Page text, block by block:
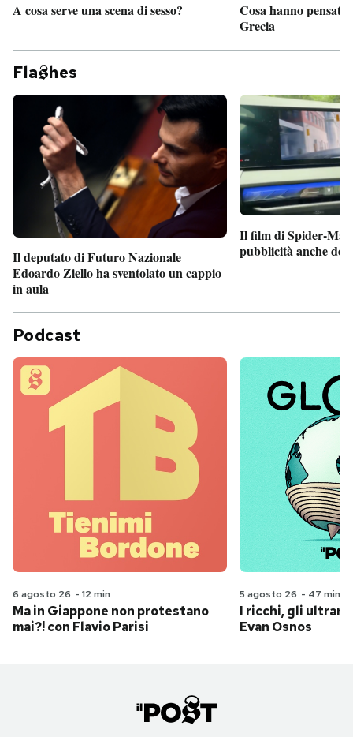
A cosa serve una scena di sesso?
Cosa hanno pensato
Grecia
Fla hes
Il deputato di Futuro Nazionale
Edoardo Ziello ha sventolato un cappio
in aula
Il film di Spider-Man
pubblicità anche
Podcast
6 agosto 26 - 12 min
Ma in Giappone non protestano
mai?! con Flavio Parisi
5 agosto 26 - 47 min
I ricchi, gli
Evan Osnos